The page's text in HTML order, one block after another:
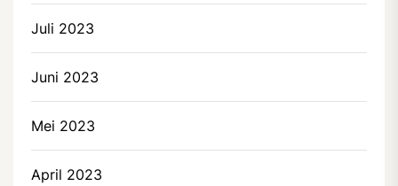
Juli 2023
Juni 2023
Mei 2023
April 2023